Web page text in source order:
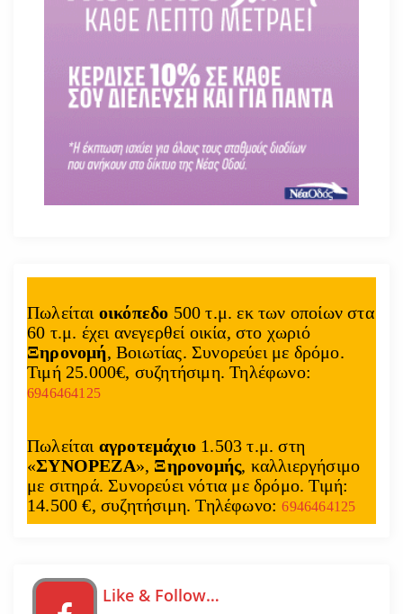
Πωλείται οικόπεδο 500 τ.μ. εκ των οποίων στα
60 τ.μ. έχει ανεγερθεί οικία, στο χωριό
Ξηρονομή, Βοιωτίας. Συνορεύει με δρόμο.
Τιμή 25.000€, συζητήσιμη. Τηλέφωνο:
6946464125
Πωλείται αγροτεμάχιο 1.503 τ.μ. στη
«ΣΥΝΟΡΕΖΑ», Ξηρονομής, καλλιεργήσιμο
με σιτηρά. Συνορεύει νότια με δρόμο. Τιμή:
14.500 €, συζητήσιμη. Τηλέφωνο:6946464125
Like & Follow…